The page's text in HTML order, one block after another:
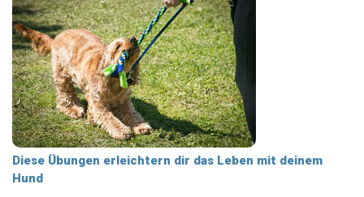
Diese Übungen erleichtern dir das Leben mit deinem
Hund